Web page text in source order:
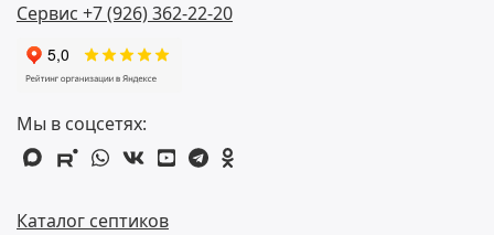
Сервис +7 (926) 362-22-20
Мы в соцсетях:
max rutubewhatsapp
vk youtube
telegramodnoklassniki
Каталог септиков